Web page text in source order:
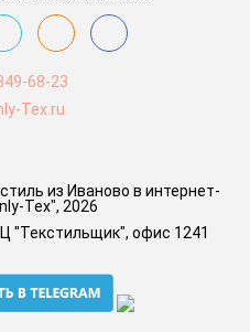
68-23
Tex.ru
из Иваново в интернет-
Tex", 2026
"Текстильщик", офис 1241